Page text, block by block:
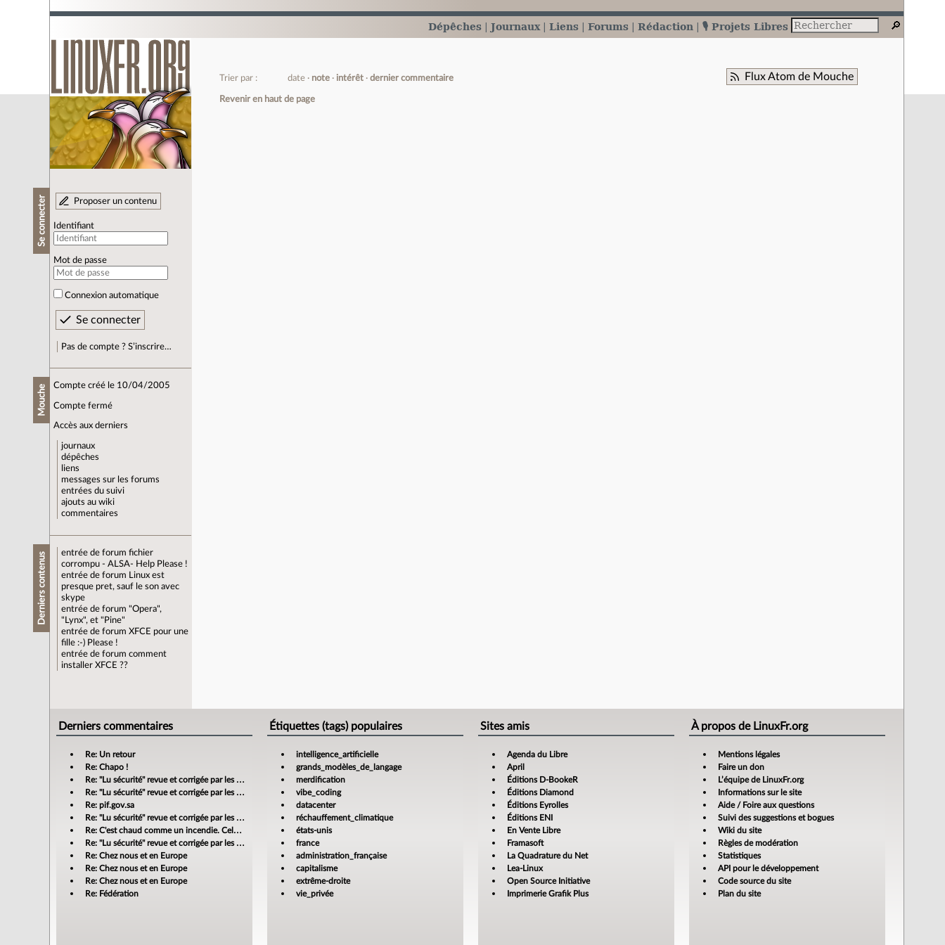
Dépêches Journaux Liens Forums Rédaction 🎙️ Projets Libres
Se connecter Proposer un contenu
Identifiant
Mot de passe
Connexion automatique
Pas de compte ? S’inscrire…
Mouche Compte créé le 10/04/2005
Compte fermé
Accès aux derniers
journaux
dépêches
liens
messages sur les forums
entrées du suivi
ajouts au wiki
commentaires
Derniers contenus entrée de forum fichier
corrompu - ALSA- Help Please !
entrée de forum
Linux est
presque pret, sauf le son avec
skype
entrée de forum "Opera",
"Lynx", et "Pine"
entrée de forum XFCE pour une
fille :-) Please !
entrée de forum comment
installer XFCE ??
Flux Atom de Mouche
Trier par : date note intérêt dernier commentaire
Revenir en haut de page
Derniers commentaires
Re: Un retour
Re: Chapo !
Re: "Lu sécurité" revue et corrigée par les banques
Re: "Lu sécurité" revue et corrigée par les banques
Re: pif.gov.sa
Re: "Lu sécurité" revue et corrigée par les banques
Re: C'est chaud comme un incendie. Cela m'enrage!
Re: "Lu sécurité" revue et corrigée par les banques
Re: Chez nous et en Europe
Re: Chez nous et en Europe
Re: Chez nous et en Europe
Re: Fédération
Étiquettes (tags) populaires
intelligence_artificielle
grands_modèles_de_langage
merdification
vibe_coding
datacenter
réchauffement_climatique
états-unis
france
administration_française
capitalisme
extrême-droite
vie_privée
Sites amis
Agenda du Libre
April
Éditions D-BookeR
Éditions Diamond
Éditions Eyrolles
Éditions ENI
En Vente Libre
Framasoft
La Quadrature du Net
Lea-Linux
Open Source Initiative
Imprimerie Grafik Plus
À propos de LinuxFr.org
Mentions légales
Faire un don
L’équipe de LinuxFr.org
Informations sur le site
Aide / Foire aux questions
Suivi des suggestions et bogues
Wiki du site
Règles de modération
Statistiques
API pour le développement
Code source du site
Plan du site